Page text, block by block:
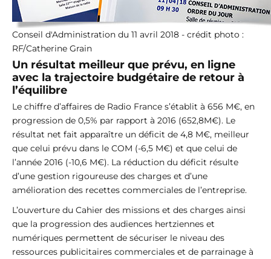
Conseil d'Administration du 11 avril 2018 - crédit photo :
RF/Catherine Grain
Un résultat meilleur que prévu, en ligne
avec la trajectoire budgétaire de retour à
l’équilibre
Le chiffre d’affaires de Radio France s’établit à 656 M€, en
progression de 0,5% par rapport à 2016 (652,8M€). Le
résultat net fait apparaître un déficit de 4,8 M€, meilleur
que celui prévu dans le COM (-6,5 M€) et que celui de
l’année 2016 (-10,6 M€). La réduction du déficit résulte
d’une gestion rigoureuse des charges et d’une
amélioration des recettes commerciales de l’entreprise.
L’ouverture du Cahier des missions et des charges ainsi
que la progression des audiences hertziennes et
numériques permettent de sécuriser le niveau des
ressources publicitaires commerciales et de parrainage à